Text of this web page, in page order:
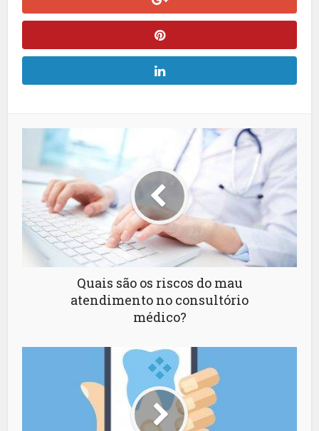
Quais são os riscos do mau
atendimento no consultório
médico?